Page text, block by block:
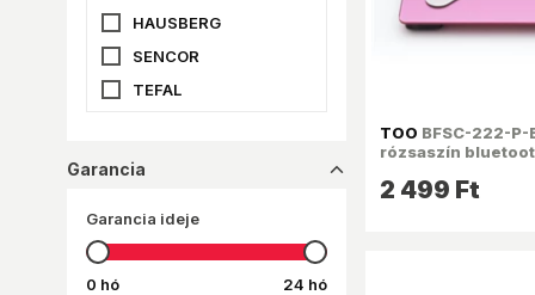
TOO BFSC-222-P-
rózsaszín
2 499 Ft
HAUSBERG
SENCOR
TEFAL
XIAOMI
Garancia dropup_16
Garancia ideje
0 hó 24 hó